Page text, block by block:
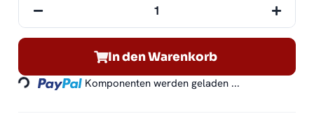
In den Warenkorb
Loading... Komponenten werden geladen ...